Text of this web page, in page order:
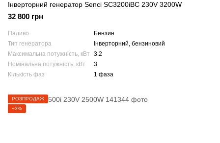
Інверторний генератор Senci SC3200iBC 230V 3200W
32 800 грн
Паливо
Бензин
Тип генератора
Інверторний, бензиновий
Максимальна потужність, кВт
3.2
Номінальна потужність, кВт
3
Кількість фаз
1 фаза
РОЗПРОДАЖ
−3%